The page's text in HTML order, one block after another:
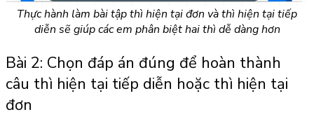
Thực hành làm bài tập thì hiện tại đơn và thì hiện tại tiếp
diễn sẽ giúp các em phân biệt hai thì dễ dàng hơn
Bài 2: Chọn đáp án đúng để hoàn thành
câu thì hiện tại tiếp diễn hoặc thì hiện tại
đơn